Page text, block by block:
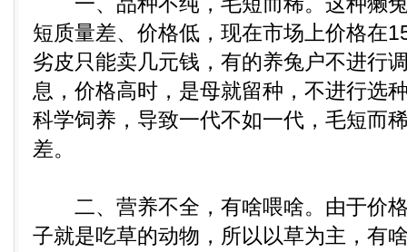
短质量差、价格低，现在市场上价格在
劣皮只能卖几元钱，有的养兔户不进行
息，价格高时，是母就留种，不进行选
科学饲养，导致一代不如一代，毛短而
差。
二、营养不全，有啥喂啥。由于价格
子就是吃草的动物，所以以草为主，有